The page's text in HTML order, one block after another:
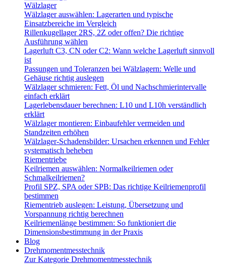
Wälzlager
Wälzlager auswählen: Lagerarten und typische
Einsatzbereiche im Vergleich
Rillenkugellager 2RS, 2Z oder offen? Die richtige
Ausführung wählen
Lagerluft C3, CN oder C2: Wann welche Lagerluft sinnvoll
ist
Passungen und Toleranzen bei Wälzlagern: Welle und
Gehäuse richtig auslegen
Wälzlager schmieren: Fett, Öl und Nachschmierintervalle
einfach erklärt
Lagerlebensdauer berechnen: L10 und L10h verständlich
erklärt
Wälzlager montieren: Einbaufehler vermeiden und
Standzeiten erhöhen
Wälzlager-Schadensbilder: Ursachen erkennen und Fehler
systematisch beheben
Riementriebe
Keilriemen auswählen: Normalkeilriemen oder
Schmalkeilriemen?
Profil SPZ, SPA oder SPB: Das richtige Keilriemenprofil
bestimmen
Riementrieb auslegen: Leistung, Übersetzung und
Vorspannung richtig berechnen
Keilriemenlänge bestimmen: So funktioniert die
Dimensionsbestimmung in der Praxis
Blog
Drehmomentmesstechnik
Zur Kategorie Drehmomentmesstechnik